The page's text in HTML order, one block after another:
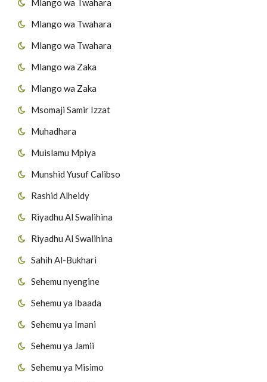
Mlango wa Twahara
Mlango wa Twahara
Mlango wa Twahara
Mlango wa Zaka
Mlango wa Zaka
Msomaji Samir Izzat
Muhadhara
Muislamu Mpiya
Munshid Yusuf Calibso
Rashid Alheidy
Riyadhu Al Swalihina
Riyadhu Al Swalihina
Sahih Al-Bukhari
Sehemu nyengine
Sehemu ya Ibaada
Sehemu ya Imani
Sehemu ya Jamii
Sehemu ya Misimo